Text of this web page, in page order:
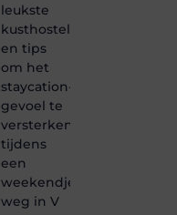
leukste
kusthostels
en tips
om het
staycation-
gevoel te
versterken
tijdens
een
weekendje
weg in V